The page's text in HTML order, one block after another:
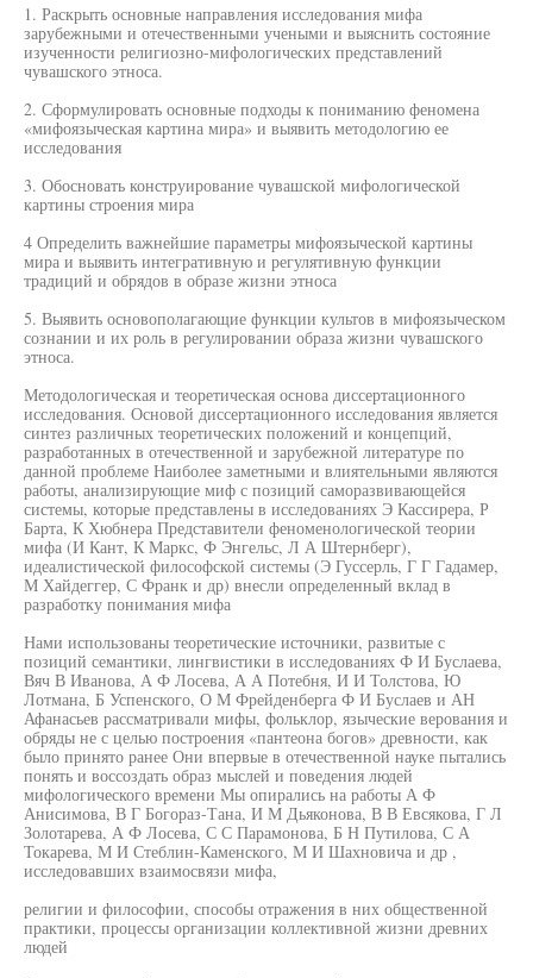
1. Раскрыть основные направления исследования мифа
зарубежными и отечественными учеными и выяснить состояние
изученности религиозно-мифологических представлений
чувашского этноса.
2. Сформулировать основные подходы к пониманию феномена
«мифоязыческая картина мира» и выявить методологию ее
исследования
3. Обосновать конструирование чувашской мифологической
картины строения мира
4 Определить важнейшие параметры мифоязыческой картины
мира и выявить интегративную и регулятивную функции
традиций и обрядов в образе жизни этноса
5. Выявить основополагающие функции культов в мифоязыческом
сознании и их роль в регулировании образа жизни чувашского
этноса.
Методологическая и теоретическая основа диссертационного
исследования. Основой диссертационного исследования является
синтез различных теоретических положений и концепций,
разработанных в отечественной и зарубежной литературе по
данной проблеме Наиболее заметными и влиятельными являются
работы, анализирующие миф с позиций саморазвивающейся
системы, которые представлены в исследованиях Э Кассирера, Р
Барта, К Хюбнера Представители феноменологической теории
мифа (И Кант, К Маркс, Ф Энгельс, Л А Штернберг),
идеалистической философской системы (Э Гуссерль, Г Г Гадамер,
М Хайдеггер, С Франк и др) внесли определенный вклад в
разработку понимания мифа
Нами использованы теоретические источники, развитые с
позиций семантики, лингвистики в исследованиях Ф И Буслаева,
Вяч В Иванова, А Ф Лосева, А А Потебня, И И Толстова, Ю
Лотмана, Б Успенского, О М Фрейденберга Ф И Буслаев и АН
Афанасьев рассматривали мифы, фольклор, языческие верования и
обряды не с целью построения «пантеона богов» древности, как
было принято ранее Они впервые в отечественной науке пытались
понять и воссоздать образ мыслей и поведения людей
мифологического времени Мы опирались на работы А Ф
Анисимова, В Г Богораз-Тана, И М Дьяконова, В В Евсякова, Г Л
Золотарева, А Ф Лосева, С С Парамонова, Б Н Путилова, С А
Токарева, М И Стеблин-Каменского, М И Шахновича и др ,
исследовавших взаимосвязи мифа,
религии и философии, способы отражения в них общественной
практики, процессы организации коллективной жизни древних
людей